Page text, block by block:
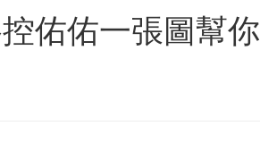
佑佑一張圖幫你